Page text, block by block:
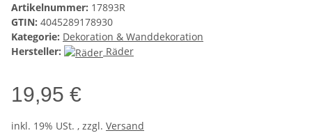
Artikelnummer: 17893R
GTIN: 4045289178930
Kategorie: Dekoration & Wanddekoration
Hersteller:
Räder
19,95 €
inkl. 19% USt. , zzgl. Versand